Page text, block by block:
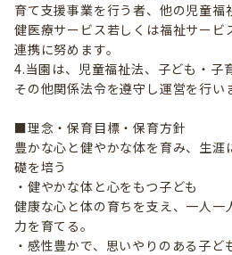
育て支援事業を行う者、他の児童福
健医療サービス若しくは福祉サービ
連携に努めます。
4.当園は、児童福祉法、子ども・子
その他関係法令を遵守し運営を行い
■理念・保育目標・保育方針
豊かな心と健やかな体を育み、生
礎を培う
・健やかな体と心をもつ子ども
健康な心と体の育ちを支え、一人一
力を育てる。
・感性豊かで、思いやりのある子ど